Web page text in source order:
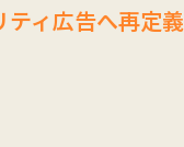
ィ広告へ再定